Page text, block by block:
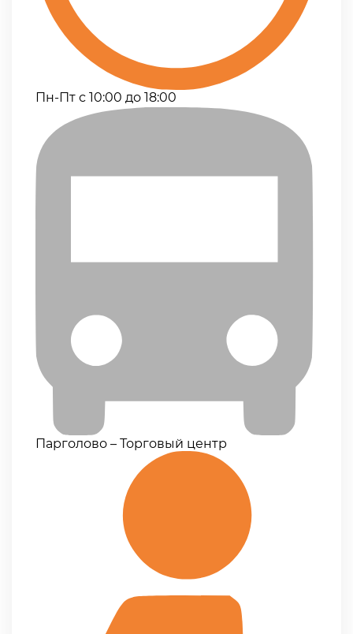
Пн-Пт с 10:00 до 18:00
Парголово – Торговый центр